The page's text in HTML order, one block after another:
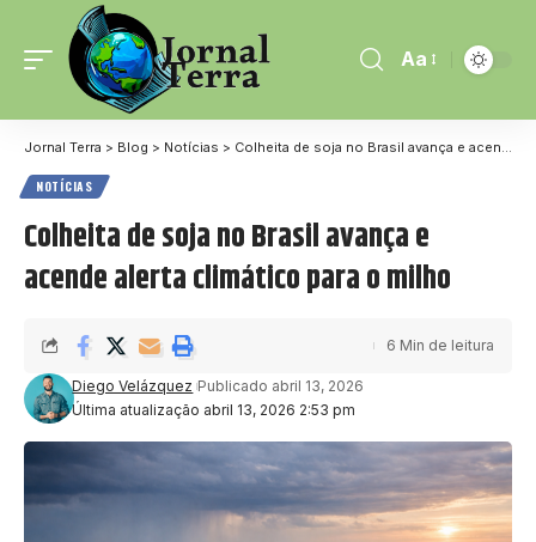
Aa
Jornal Terra > Blog > Notícias > Colheita de soja no Brasil avança e acende alerta climático para o milho
NOTÍCIAS
Colheita de soja no Brasil avança e
acende alerta climático para o milho
Última atualização abril 13, 2026 2:53 pm
Diego Velázquez Publicado abril 13, 2026
6 Min de leitura